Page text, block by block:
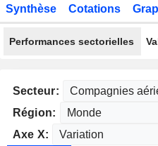
Synthèse Cotations
Performances sectorielles
Secteur:
Région:
Axe X: